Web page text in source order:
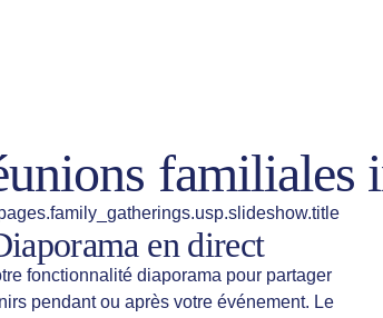
familiales
en direct
fonctionnalité diaporama pour partager
pendant ou après votre événement. Le